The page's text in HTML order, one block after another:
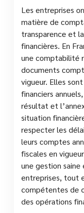
Les entreprises
matière de
transparence et
financières. En
une comptabilité
documents
vigueur. Elles
financiers
résultat et
situation
respecter les
leurs comptes
fiscales en
une gestion
entreprises, tout
compétentes de
des opérations